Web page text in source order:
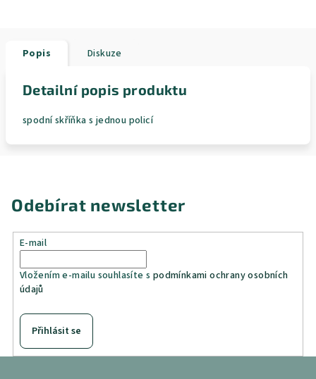
Popis Diskuze
Detailní popis produktu
spodní skříňka s jednou policí
Odebírat newsletter
E-mail
Vložením e-mailu souhlasíte s podmínkami ochrany osobních
údajů
Přihlásit se